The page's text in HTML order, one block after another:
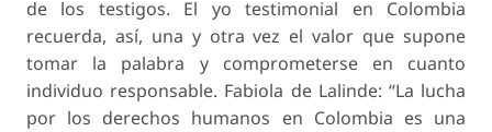
de los testigos. El yo testimonial en Colombia
recuerda, así, una y otra vez el valor que supone
tomar la palabra y comprometerse en cuanto
individuo responsable. Fabiola de Lalinde: “La lucha
por los derechos humanos en Colombia es una